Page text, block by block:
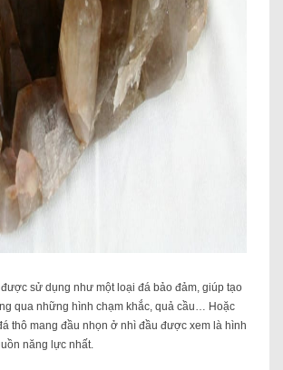
sử dụng như một loại đá bảo đảm, giúp tạo
qua những hình chạm khắc, quả cầu… Hoặc
thô mang đầu nhọn ở nhì đầu được xem là hình
năng lực nhất.